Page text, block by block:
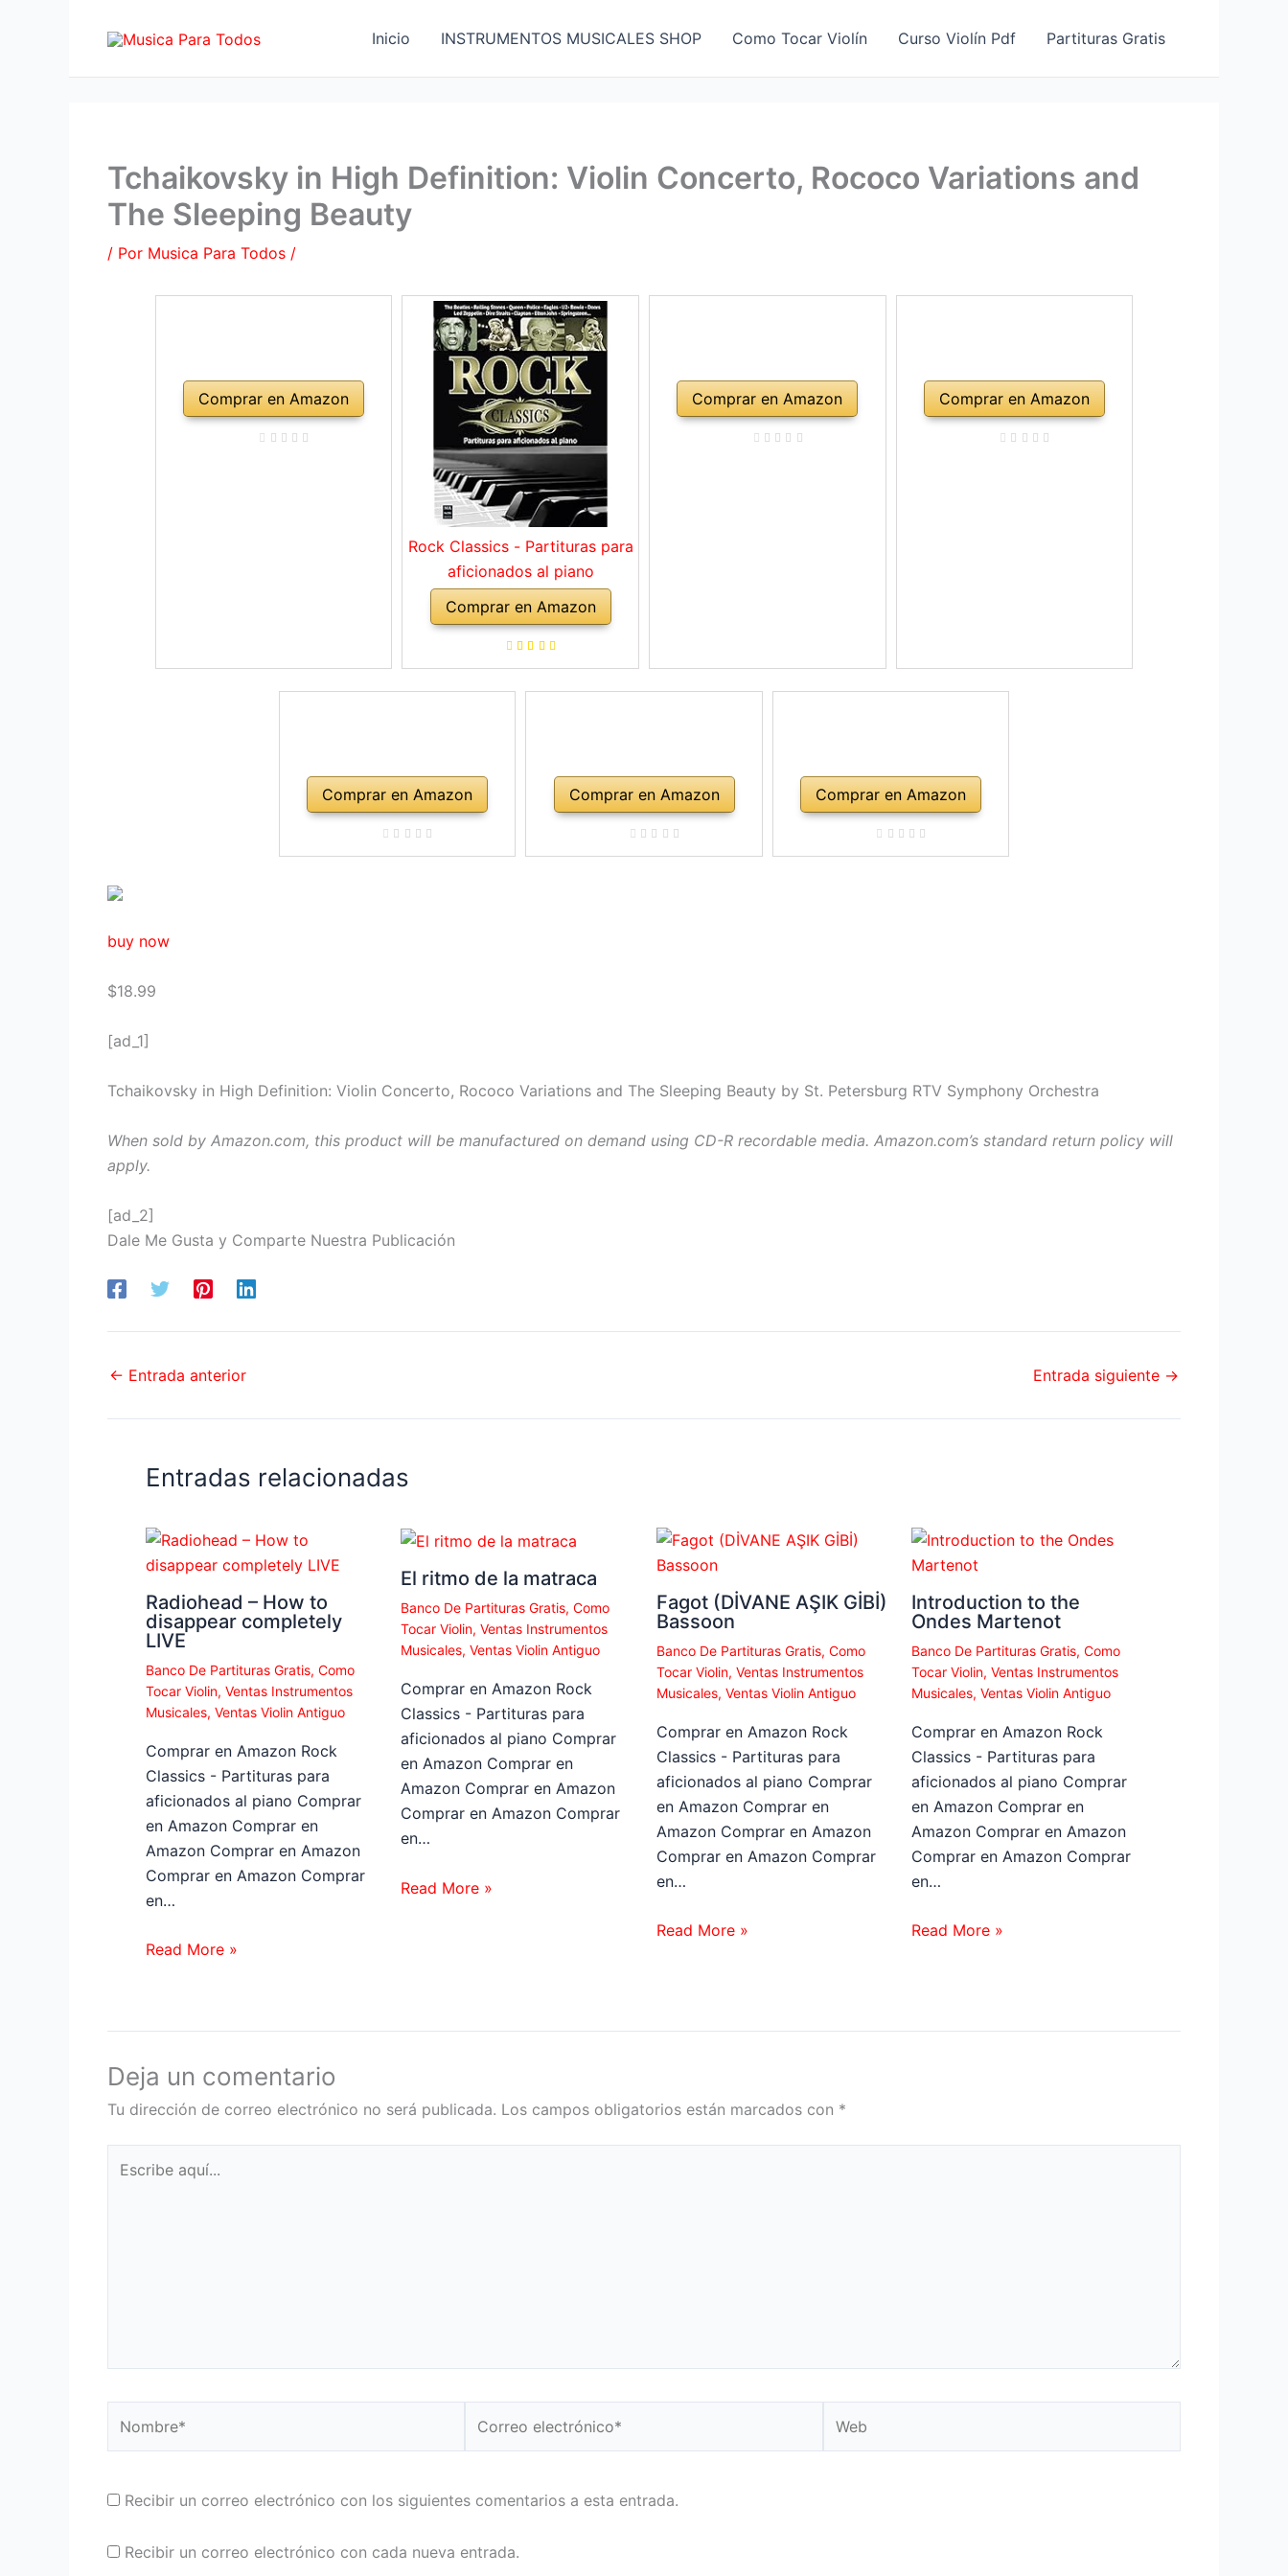
Inicio INSTRUMENTOS MUSICALES SHOP Como Tocar Violín Curso Violín Pdf Partituras Gratis
Tchaikovsky in High Definition: Violin Concerto, Rococo Variations and
The Sleeping Beauty
/ Por Musica Para Todos /
Comprar en Amazon
Rock Classics - Partituras para
aficionados al piano
Comprar en Amazon
Comprar en Amazon Comprar en Amazon
Comprar en Amazon Comprar en Amazon Comprar en Amazon
buy now
$18.99
[ad_1]
Tchaikovsky in High Definition: Violin Concerto, Rococo Variations and The Sleeping Beauty by St. Petersburg RTV Symphony Orchestra
When sold by Amazon.com, this product will be manufactured on demand using CD-R recordable media. Amazon.com’s standard return policy will
apply.
[ad_2]
Dale Me Gusta y Comparte Nuestra Publicación
← Entrada anterior Entrada siguiente →
Entradas relacionadas
Radiohead – How to
disappear completely
LIVE
Banco De Partituras Gratis, Como
Tocar Violin, Ventas Instrumentos
Musicales, Ventas Violin Antiguo
Comprar en Amazon Rock
Classics - Partituras para
aficionados al piano Comprar
en Amazon Comprar en
Amazon Comprar en Amazon
Comprar en Amazon Comprar
en…
Read More »
El ritmo de la matraca
Banco De Partituras Gratis,Como
Tocar Violin,Ventas Instrumentos
Musicales,Ventas Violin Antiguo
Comprar en Amazon Rock
Classics - Partituras para
aficionados al piano Comprar
en Amazon Comprar en
Amazon Comprar en Amazon
Comprar en Amazon Comprar
en…
Read More »
Fagot (DİVANE AŞIK GİBİ)
Bassoon
Banco De Partituras Gratis, Como
Tocar Violin, Ventas Instrumentos
Musicales, Ventas Violin Antiguo
Comprar en Amazon Rock
Classics - Partituras para
aficionados al piano Comprar
en Amazon Comprar en
Amazon Comprar en Amazon
Comprar en Amazon Comprar
en…
Read More »
Introduction to the
Ondes Martenot
Banco De Partituras Gratis, Como
Tocar Violin, Ventas Instrumentos
Musicales, Ventas Violin Antiguo
Comprar en Amazon Rock
Classics - Partituras para
aficionados al piano Comprar
en Amazon Comprar en
Amazon Comprar en Amazon
Comprar en Amazon Comprar
en…
Read More »
Deja un comentario
Tu dirección de correo electrónico no será publicada. Los campos obligatorios están marcados con *
aquí...
electrónico*
Recibir un correo electrónico con los siguientes comentarios a esta entrada.
Recibir un correo electrónico con cada nueva entrada.